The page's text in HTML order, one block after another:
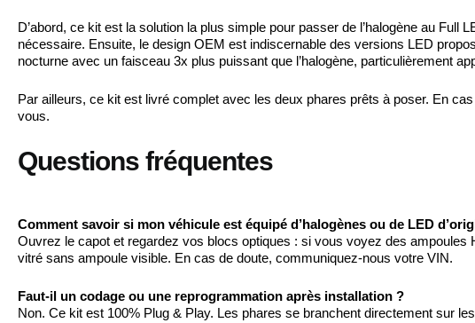
D’abord, ce kit est la solution la plus simple pour passer de l’halogène au
nécessaire. Ensuite, le design OEM est indiscernable des versions LED
nocturne avec un faisceau 3x plus puissant que l’halogène, particulièrement
Par ailleurs, ce kit est livré complet avec les deux phares prêts à poser. En
vous.
Questions fréquentes
Comment savoir si mon véhicule est équipé d’halogènes ou de LED
Ouvrez le capot et regardez vos blocs optiques : si vous voyez des ampoules
vitré sans ampoule visible. En cas de doute, communiquez-nous votre VIN.
Faut-il un codage ou une reprogrammation après installation ?
Non. Ce kit est 100% Plug & Play. Les phares se branchent directement sur